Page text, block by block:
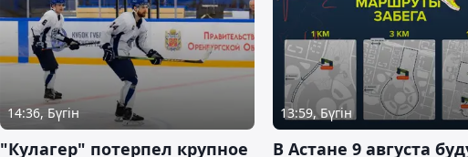
14:36, Бүгін
"Кулагер" потерпел крупное
13:59, Бүгін
В Астане 9 августа